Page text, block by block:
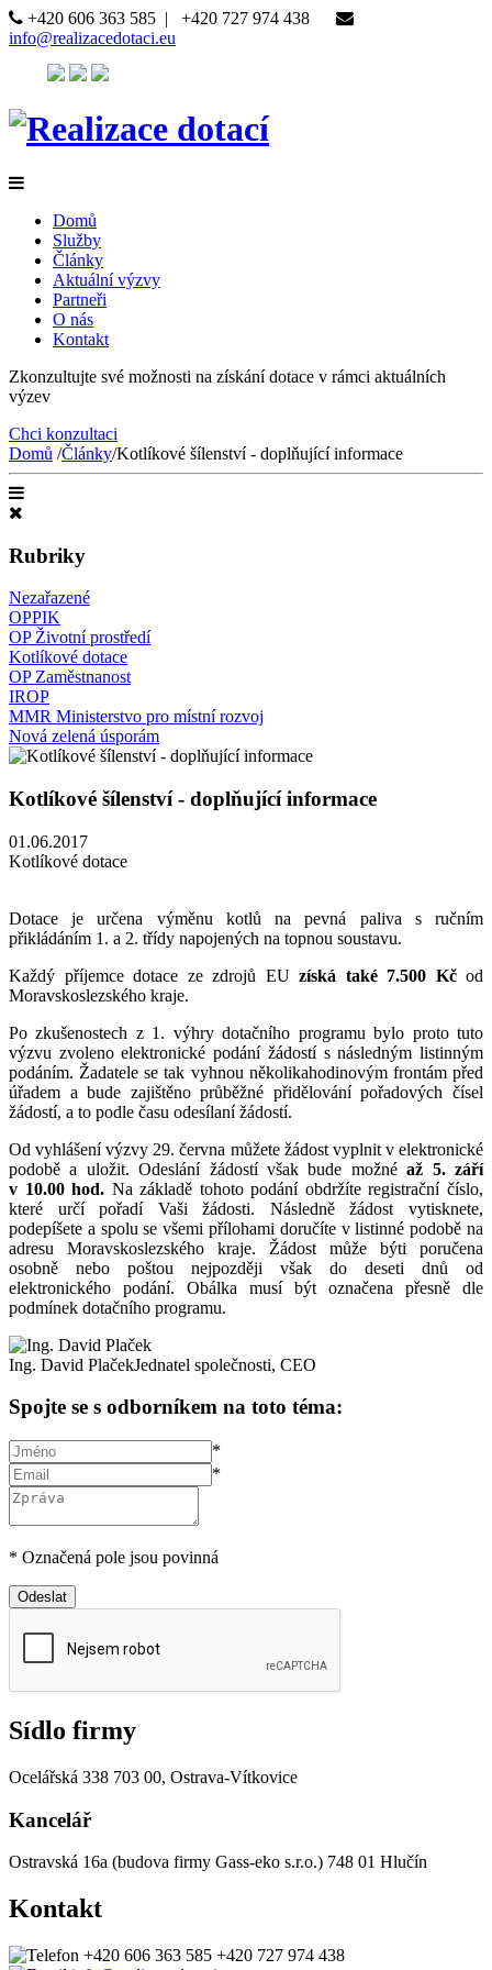
+420 606 363 585 |
+420 727 974 438
info@realizacedotaci.eu
Domů
Služby
Články
Aktuální výzvy
Partneři
O nás
Kontakt
Zkonzultujte své možnosti na získání dotace v rámci aktuálních
výzev
Chci konzultaci
Domů /Články/Kotlíkové šílenství - doplňující informace
Rubriky
Nezařazené
OPPIK
OP Životní prostředí
Kotlíkové dotace
OP Zaměstnanost
IROP
MMR Ministerstvo pro místní rozvoj
Nová zelená úsporám
Kotlíkové šílenství - doplňující informace
01.06.2017
Kotlíkové dotace
Dotace je určena výměnu kotlů na pevná paliva s ručním
přikládáním 1. a 2. třídy napojených na topnou soustavu.
Každý příjemce dotace ze zdrojů EU získá také 7.500 Kčod
Moravskoslezského kraje.
Po zkušenostech z 1. výhry dotačního programu bylo proto tuto
výzvu zvoleno elektronické podání žádostí s následným listinným
podáním. Žadatele se tak vyhnou několikahodinovým frontám před
úřadem a bude zajištěno průběžné přidělování pořadových čísel
žádostí, a to podle času odesílaní žádostí.
Od vyhlášení výzvy 29. června můžete žádost vyplnit v elektronické
podobě a uložit. Odeslání žádostí však bude možnéaž 5. září
v 10.00 hod. Na základě tohoto podání obdržíte registrační číslo,
které určí pořadí Vaši žádosti. Následně žádost vytisknete,
podepíšete a spolu se všemi přílohami doručíte v listinné podobě na
adresu Moravskoslezského kraje. Žádost může býti poručena
osobně nebo poštou nejpozději však do deseti dnů od
elektronického podání. Obálka musí být označena přesně dle
podmínek dotačního programu.
Ing. David PlačekJednatel společnosti, CEO
Spojte se s odborníkem na toto téma:
*
*
* Označená pole jsou povinná
Odeslat
Sídlo firmy
Ocelářská 338 703 00, Ostrava-Vítkovice
Kancelář
Ostravská 16a (budova firmy Gass-eko s.r.o.) 748 01 Hlučín
Kontakt
+420 606 363 585 +420 727 974 438